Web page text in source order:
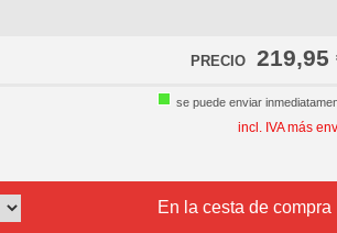
PRECIO 219,95
se puede enviar
incl. IVA más
En la cesta de compra